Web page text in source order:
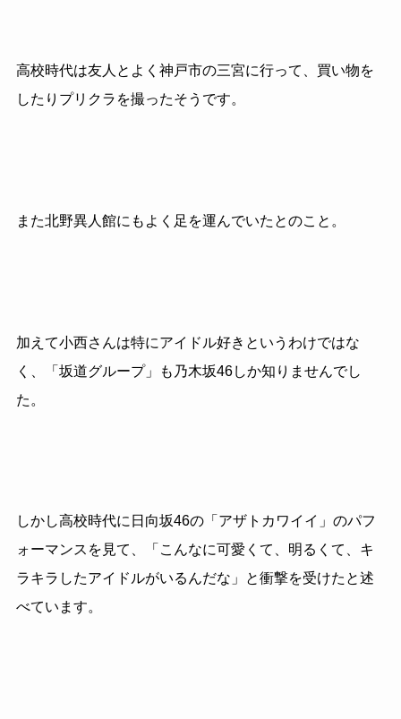
高校時代は友人とよく神戸市の三宮に行って、買い物を
したりプリクラを撮ったそうです。
また北野異人館にもよく足を運んでいたとのこと。
加えて小西さんは特にアイドル好きというわけではな
く、「坂道グループ」も乃木坂46しか知りませんでし
た。
しかし高校時代に日向坂46の「アザトカワイイ」のパフ
ォーマンスを見て、「こんなに可愛くて、明るくて、キ
ラキラしたアイドルがいるんだな」と衝撃を受けたと述
べています。